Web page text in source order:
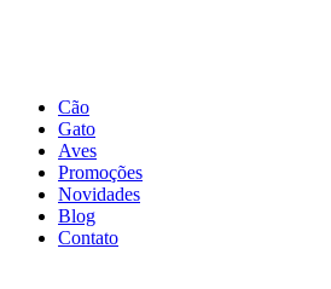
Cão
Gato
Aves
Promoções
Novidades
Blog
Contato